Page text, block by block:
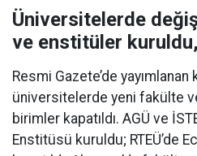
Üniversitelerde
ve enstitüler kuruldu,
Resmi Gazete’de yayımlanan
üniversitelerde yeni fakülte
birimler kapatıldı. AGÜ ve
Enstitüsü kuruldu; RTEÜ’de